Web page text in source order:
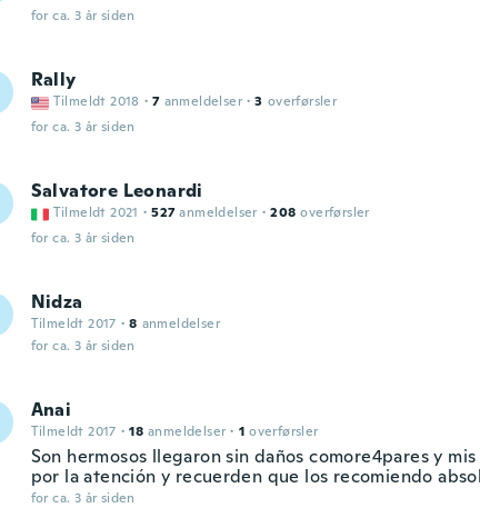
for ca. 3 år siden
Rally
Tilmeldt 2018 · 7 anmeldelser · 3 overførsler
for ca. 3 år siden
Salvatore Leonardi
Tilmeldt 2021 · 527 anmeldelser · 208 overførsler
for ca. 3 år siden
Nidza
Tilmeldt 2017 · 8 anmeldelser
for ca. 3 år siden
Anai
Tilmeldt 2017 · 18 anmeldelser · 1 overførsler
Son hermosos llegaron sin daños comore4pares y
por la atención y recuerden que los recomiendo
for ca. 3 år siden